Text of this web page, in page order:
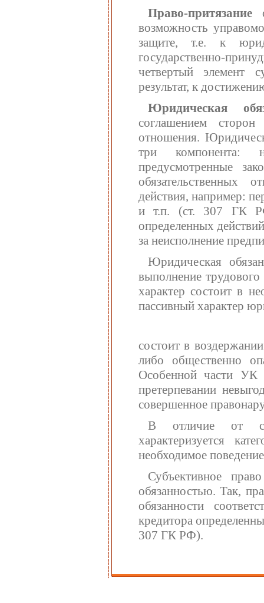
Право-притязание
возможность
защите, т.е. к
государственно-
четвертый элемент
результат, к
Юридическая
соглашением
отношения.
три компонента:
предусмотренные
обязательственных
действия, например:
и т.п. (ст. 307 ГК
определенных
за неисполнение
Юридическая
выполнение
характер состоит в
пассивный характер
состоит в
либо общественно
Особенной части УК
претерпевании
совершенное
В отличие от
характеризуется
необходимое
Субъективное
обязанностью. Так,
обязанности
кредитора
307 ГК РФ).